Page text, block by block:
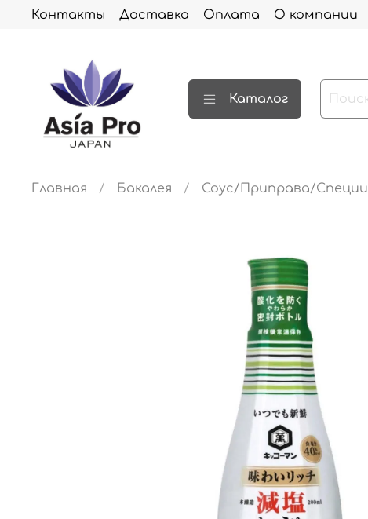
Контакты Доставка Оплата О компании
Каталог
Главная Бакалея Соус/Приправа/Специи